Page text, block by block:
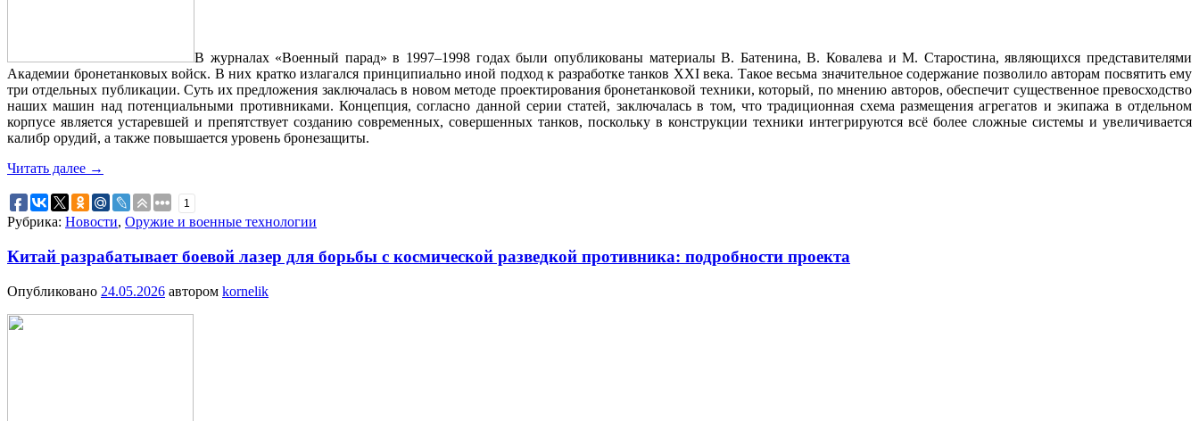
В журналах «Военный парад» в 1997–1998 годах были опубликованы материалы В. Батенина, В. Ковалева и М. Старостина, являющихся представителями
Академии бронетанковых войск. В них кратко излагался принципиально иной подход к разработке танков XXI века. Такое весьма значительное содержание позволило авторам посвятить ему
три отдельных публикации. Суть их предложения заключалась в новом методе проектирования бронетанковой техники, который, по мнению авторов, обеспечит существенное превосходство
наших машин над потенциальными противниками. Концепция, согласно данной серии статей, заключалась в том, что традиционная схема размещения агрегатов и экипажа в отдельном
корпусе является устаревшей и препятствует созданию современных, совершенных танков, поскольку в конструкции техники интегрируются всё более сложные системы и увеличивается
калибр орудий, а также повышается уровень бронезащиты.
Читать далее →
1
Рубрика: Новости, Оружие и военные технологии
Китай разрабатывает боевой лазер для борьбы с космической разведкой противника: подробности проекта
Опубликовано 24.05.2026 автором kornelik